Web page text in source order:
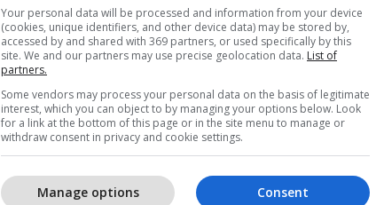
Your personal data will be processed and information from your device
(cookies, unique identifiers, and other device data) may be stored by,
accessed by and shared with 369 partners, or used specifically by this
site. We and our partners may use precise geolocation data. List of
partners.
Some vendors may process your personal data on the basis of legitimate
interest, which you can object to by managing your options below. Look
for a link at the bottom of this page or in the site menu to manage or
withdraw consent in privacy and cookie settings.
Consent
Manage options